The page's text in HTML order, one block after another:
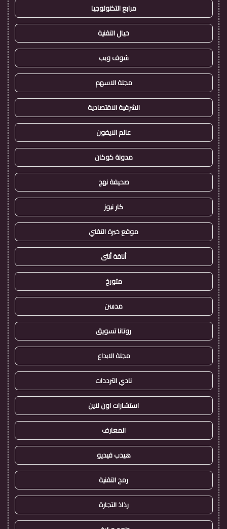
مرابع التكنولوجيا
خيال التقنية
شوف ويب
مجلة الاسهم
الشرقية الاقتصادية
عالم الايفون
مدونة كوكان
صحيفة نهج
كار نيوز
موقع خبرة التقني
أناقة أنثى
متورخ
مدسن
روتانا تسويق
مجلة الابداع
نادي الترددات
استشارات اون لاين
المعارف
هيدب فيديو
رمح التقنية
رذاذ التجارة